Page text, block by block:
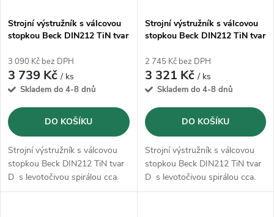
p
r
o
d
u
k
s
p
r
o
d
u
k
Strojní výstružník s válcovou
stopkou Beck DIN212 TiN tvar
3 090 Kč bez DPH
3 739 Kč/ ks
Skladem do 4-8 dnů
DO KOŠÍKU
Strojní výstružník s válcovou
stopkou Beck DIN212 TiN tvar
D s levotočivou spirálou cca.
7°, krátký nářez a
Strojní výstružník s válcovou
stopkou Beck DIN212 TiN tvar
2 745 Kč bez DPH
3 321 Kč/ ks
Skladem do 4-8 dnů
DO KOŠÍKU
Strojní výstružník s válcovou
stopkou Beck DIN212 TiN tvar
D s levotočivou spirálou cca.
7°, krátký nářez a